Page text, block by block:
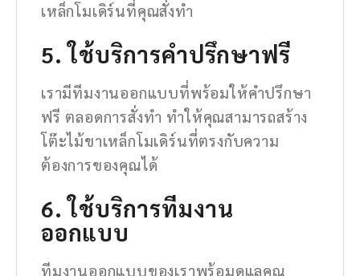
เหล็กโมเดิร์นที่คุณสั่งทำ
5. ใช้บริการคำปรึกษาฟรี
เรามีทีมงานออกแบบที่พร้อมให้คำปรึกษา
ฟรี ตลอดการสั่งทำ ทำให้คุณสามารถสร้าง
โต๊ะไม้ขาเหล็กโมเดิร์นที่ตรงกับความ
ต้องการของคุณได้
6. ใช้บริการทีมงาน
ออกแบบ
ทีมงานออกแบบของเราพร้อมดูแลคุณ